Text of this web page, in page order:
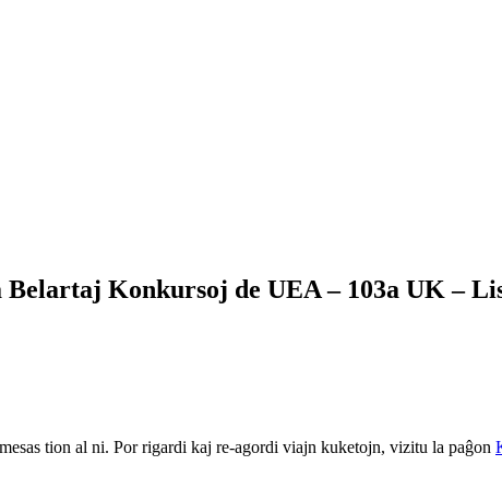
Belartaj Konkursoj de UEA – 103a UK –
tion al ni. Por rigardi kaj re-agordi viajn kuketojn, vizitu la paĝon